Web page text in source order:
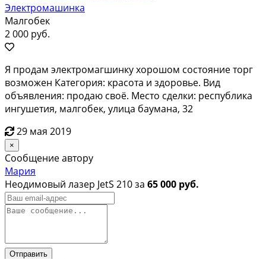
Электромашинка
Малгобек
2 000 руб.
Я продам электромагшинку хорошом состояние торг
возможен Категория: красота и здоровье. Вид
объявления: продаю своё. Место сделки: республика
ингушетия, малгобек, улица баумана, 32
29 мая 2019
×
Сообщение автору
Мария
Неодимовый лазер JetS 210 за 65 000 руб.
Отправить